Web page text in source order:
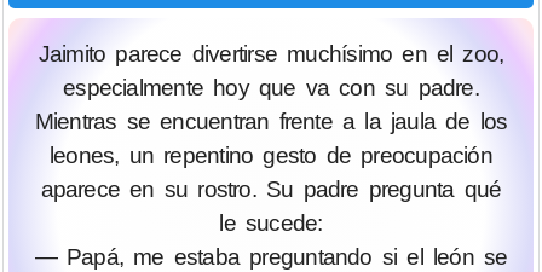
Jaimito parece divertirse muchísimo en el zoo,
especialmente hoy que va con su padre.
Mientras se encuentran frente a la jaula de los
leones, un repentino gesto de preocupación
aparece en su rostro. Su padre pregunta qué
le sucede:
— Papá, me estaba preguntando si el león se